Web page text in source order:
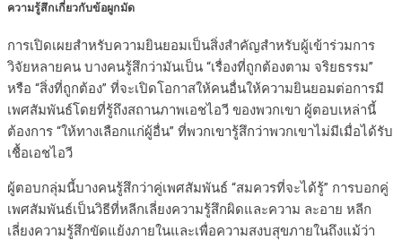
ความรู้สึกเกี่ยวกับข้อผูกมัด
การเปิดเผยสำหรับความยินยอมเป็นสิ่งสำคัญสำหรับผู้เข้าร่วมการ
วิจัยหลายคน บางคนรู้สึกว่ามันเป็น “เรื่องที่ถูกต้องตาม จริยธรรม”
หรือ “สิ่งที่ถูกต้อง” ที่จะเปิดโอกาสให้คนอื่นให้ความยินยอมต่อการมี
เพศสัมพันธ์โดยที่รู้ถึงสถานภาพเอชไอวี ของพวกเขา ผู้ตอบเหล่านี้
ต้องการ “ให้ทางเลือกแก่ผู้อื่น” ที่พวกเขารู้สึกว่าพวกเขาไม่มีเมื่อได้รับ
เชื้อเอชไอวี
ผู้ตอบกลุ่มนี้บางคนรู้สึกว่าคู่เพศสัมพันธ์ “สมควรที่จะได้รู้” การบอกคู่
เพศสัมพันธ์เป็นวิธีที่หลีกเลี่ยงความรู้สึกผิดและความ ละอาย หลีก
เลี่ยงความรู้สึกขัดแย้งภายในและเพื่อความสงบสุขภายในถึงแม้ว่า